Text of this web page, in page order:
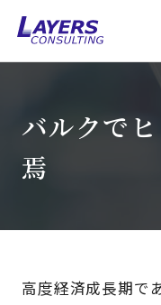
バルクで
焉
高度経済成長期で